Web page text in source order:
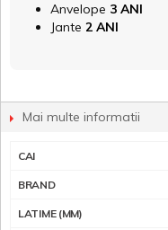
Anvelope 3 ANI
Jante 2 ANI
Mai multe informatii
CAI
BRAND
LATIME (MM)